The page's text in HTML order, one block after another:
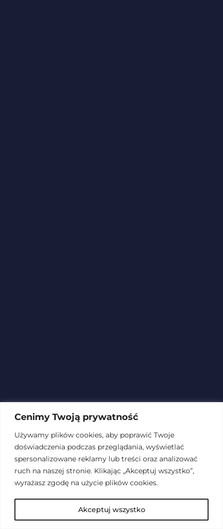
Cenimy Twoją prywatność
Używamy plików cookies, aby poprawić Twoje
doświadczenia podczas przeglądania, wyświetlać
spersonalizowane reklamy lub treści oraz analizować
ruch na naszej stronie. Klikając „Akceptuj wszystko”,
wyrażasz zgodę na użycie plików cookies.
Akceptuj wszystko